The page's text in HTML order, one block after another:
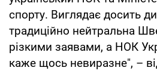
спорту. Виглядає досить
традиційно нейтральна
різкими заявами, а НОК
каже щось невиразне", –